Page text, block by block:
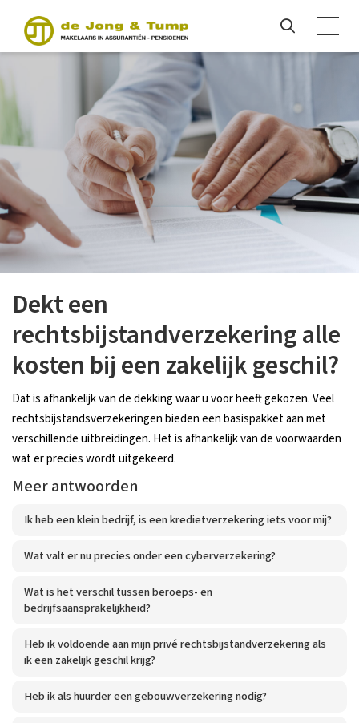
Dekt een
rechtsbijstandverzekering alle
kosten bij een zakelijk geschil?
Dat is afhankelijk van de dekking waar u voor heeft gekozen. Veel
rechtsbijstandsverzekeringen bieden een basispakket aan met
verschillende uitbreidingen. Het is afhankelijk van de voorwaarden
wat er precies wordt uitgekeerd.
Meer antwoorden
Ik heb een klein bedrijf, is een kredietverzekering iets voor mij?
Wat valt er nu precies onder een cyberverzekering?
Wat is het verschil tussen beroeps- en
bedrijfsaansprakelijkheid?
Heb ik voldoende aan mijn privé rechtsbijstandverzekering als
ik een zakelijk geschil krijg?
Heb ik als huurder een gebouwverzekering nodig?